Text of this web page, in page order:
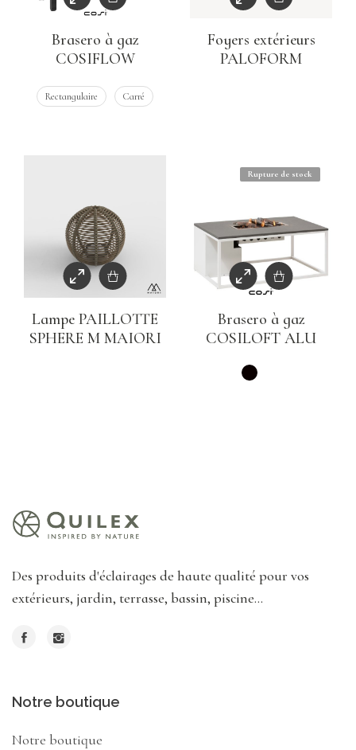
Brasero à gaz
COSIFLOW
Rectangulaire Carré
Foyers extérieurs
PALOFORM
Lampe PAILLOTTE
SPHERE M MAIORI
Rupture de stock
Brasero à gaz
COSILOFT ALU
Des produits d'éclairages de haute qualité pour vos
extérieurs, jardin, terrasse, bassin, piscine...
Notre boutique
Notre boutique